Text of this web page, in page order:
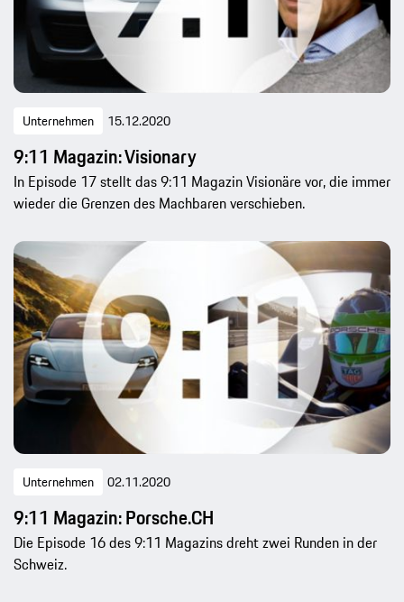
Unternehmen 15.12.2020
9:11 Magazin: Visionary
In Episode 17 stellt das 9:11 Magazin Visionäre vor, die immer
wieder die Grenzen des Machbaren verschieben.
Unternehmen 02.11.2020
9:11 Magazin: Porsche.CH
Die Episode 16 des 9:11 Magazins dreht zwei Runden in der
Schweiz.